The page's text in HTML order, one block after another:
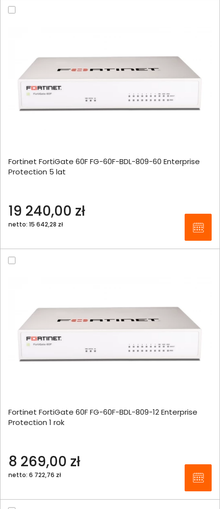
Fortinet FortiGate 60F FG-60F-BDL-809-60 Enterprise
Protection 5 lat
19 240,00 zł
netto: 15 642,28 zł
Fortinet FortiGate 60F FG-60F-BDL-809-12 Enterprise
Protection 1 rok
8 269,00 zł
netto: 6 722,76 zł